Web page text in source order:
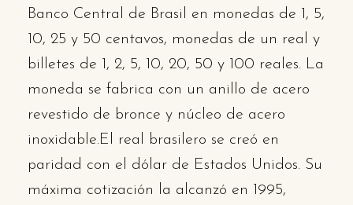
Banco Central de Brasil en monedas de 1, 5,
10, 25 y 50 centavos, monedas de un real y
billetes de 1, 2, 5, 10, 20, 50 y 100 reales. La
moneda se fabrica con un anillo de acero
revestido de bronce y núcleo de acero
inoxidable.El real brasilero se creó en
paridad con el dólar de Estados Unidos. Su
máxima cotización la alcanzó en 1995,